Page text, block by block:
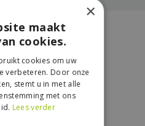
Wilskracht
119
Den Haag
×
maakt
cookies.
cookies om uw
verbeteren. Door onze
stemt u in met alle
met ons
Lees verder